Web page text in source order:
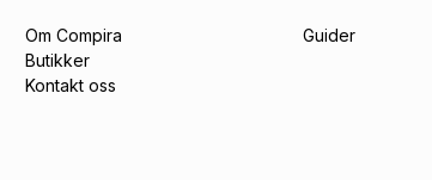
Om Compira
Butikker
Kontakt oss
Guider